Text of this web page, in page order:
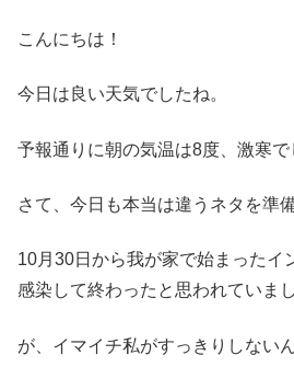
こんにちは！
今日は良い天気でしたね。
予報通りに朝の気温は8度、激寒で
さて、今日も本当は違うネタを準
10月30日から我が家で始まったイ
感染して終わったと思われていまし
が、イマイチ私がすっきりしない